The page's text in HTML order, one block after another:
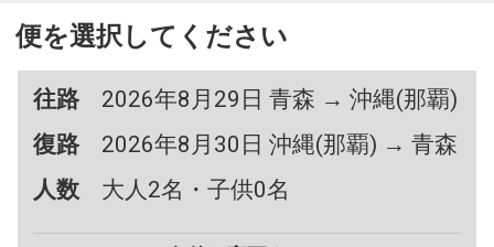
便を選択してください
往路
2026年8月29日 青森 → 沖縄(那覇)
復路
2026年8月30日 沖縄(那覇) → 青森
人数
大人2名・子供0名